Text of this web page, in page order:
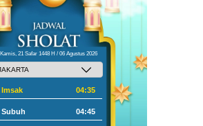
Kamis, 21 Safar 1448 H / 06 Agustus 2026
Imsak 04:35
Subuh 04:45